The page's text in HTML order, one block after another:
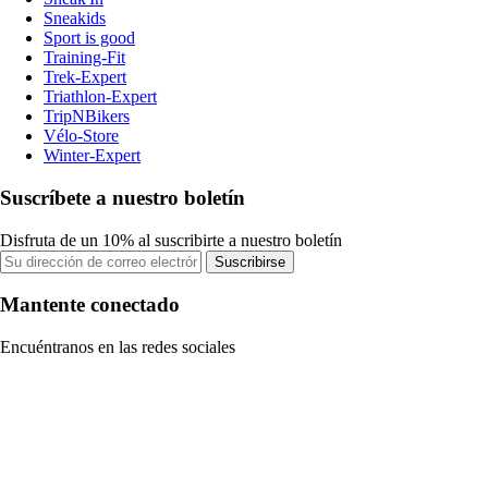
Sneakids
Sport is good
Training-Fit
Trek-Expert
Triathlon-Expert
TripNBikers
Vélo-Store
Winter-Expert
Suscríbete a nuestro boletín
Disfruta de un 10% al suscribirte a nuestro boletín
Suscribirse
Mantente conectado
Encuéntranos en las redes sociales